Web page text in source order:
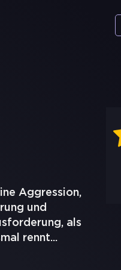
Aggression,
und
als
rennt...